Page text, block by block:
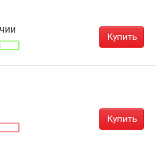
Купить
Купить